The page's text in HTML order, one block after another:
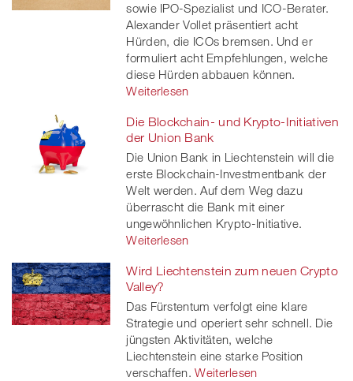
sowie IPO-Spezialist und ICO-Berater.
Alexander Vollet präsentiert acht
Hürden, die ICOs bremsen. Und er
formuliert acht Empfehlungen, welche
diese Hürden abbauen können.
Weiterlesen
Die Blockchain- und Krypto-Initiativen
der Union Bank
Die Union Bank in Liechtenstein will die
erste Blockchain-Investmentbank der
Welt werden. Auf dem Weg dazu
überrascht die Bank mit einer
ungewöhnlichen Krypto-Initiative.
Weiterlesen
Wird Liechtenstein zum neuen Crypto
Valley?
Das Fürstentum verfolgt eine klare
Strategie und operiert sehr schnell. Die
jüngsten Aktivitäten, welche
Liechtenstein eine starke Position
verschaffen. Weiterlesen